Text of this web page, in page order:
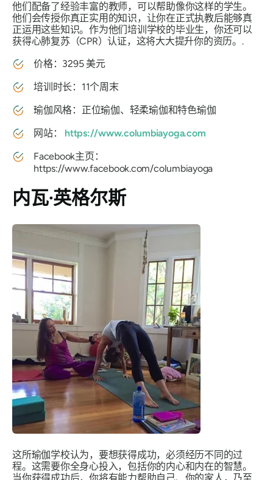
他们配备了经验丰富的教师，可以帮助像你这样的学生。
他们会传授你真正实用的知识，让你在正式执教后能够真
正运用这些知识。作为他们培训学校的毕业生，你还可以
获得心肺复苏（CPR）认证，这将大大提升你的资历。.
价格：3295 美元
培训时长：11个周末
瑜伽风格：正位瑜伽、轻柔瑜伽和特色瑜伽
网站： https://www.columbiayoga.com
Facebook主页：
https://www.facebook.com/columbiayoga
内瓦·英格尔斯
这所瑜伽学校认为，要想获得成功，必须经历不同的过
程。这需要你全身心投入，包括你的内心和内在的智慧。